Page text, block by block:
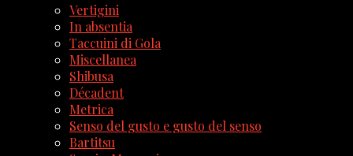
Vertigini
In absentia
Taccuini di Gola
Miscellanea
Shibusa
Décadent
Metrica
Senso del gusto e gusto del senso
Bartitsu